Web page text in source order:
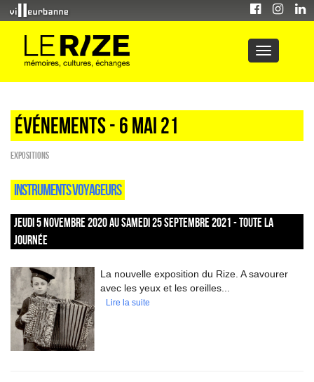
Événements - 6 Mai 21
EXPOSITIONS
INSTRUMENTS VOYAGEURS
JEUDI 5 NOVEMBRE 2020 AU SAMEDI 25 SEPTEMBRE 2021 - TOUTE LA
JOURNÉE
La nouvelle exposition du Rize. A savourer
avec les yeux et les oreilles...
Lire la suite